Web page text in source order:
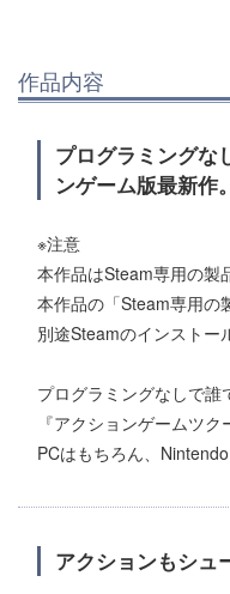
作品内容
プログラミングな
ンゲーム版最新作。
※注意
本作品はSteam専用の製
本作品の「Steam専用の
別途Steamのインストー
プログラミングなしで
『アクションゲームツ
PCはもちろん、
アクションもシュ